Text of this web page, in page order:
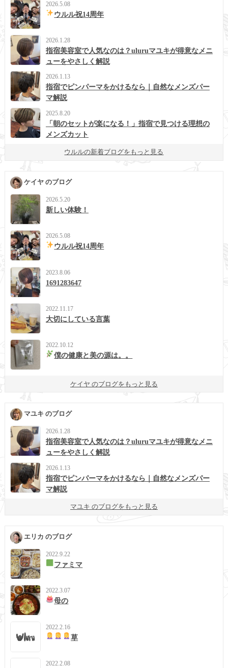
2026.5.08
ウルル祝14周年
2026.1.28
指宿美容室で人気なのは？uluruマユキが得意なメニ
ューをやさしく解説
2026.1.13
指宿でピンパーマをかけるなら｜自然なメンズパー
マ解説
2025.8.20
「朝のセットが楽になる！」指宿で見つける理想の
メンズカット
ウルルの新着ブログをもっと見る
ケイヤ のブログ
2026.5.20
新しい体験！
2026.5.08
ウルル祝14周年
2023.8.06
1691283647
2022.11.17
大切にしている言葉
2022.10.12
僕の健康と美の源は。。
ケイヤ のブログをもっと見る
マユキ のブログ
2026.1.28
指宿美容室で人気なのは？uluruマユキが得意なメニ
ューをやさしく解説
2026.1.13
指宿でピンパーマをかけるなら｜自然なメンズパー
マ解説
マユキ のブログをもっと見る
エリカ のブログ
2022.9.22
ファミマ
2022.3.07
母の
2022.2.16
草
2022.2.08